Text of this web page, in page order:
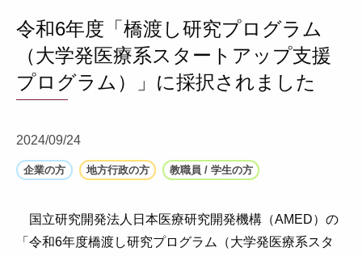
令和6年度「橋渡し研究プログラム
（大学発医療系スタートアップ支援
プログラム）」に採択されました
2024/09/24
企業の方 地方行政の方 教職員 / 学生の方
国立研究開発法人日本医療研究開発機構（AMED）の
「令和6年度橋渡し研究プログラム（大学発医療系スタ